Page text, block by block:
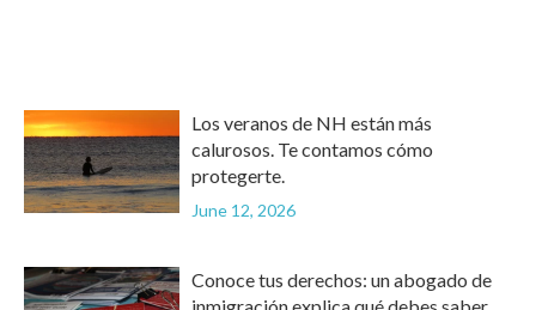
Los veranos de NH están más
calurosos. Te contamos cómo
protegerte.
June 12, 2026
Conoce tus derechos: un abogado de